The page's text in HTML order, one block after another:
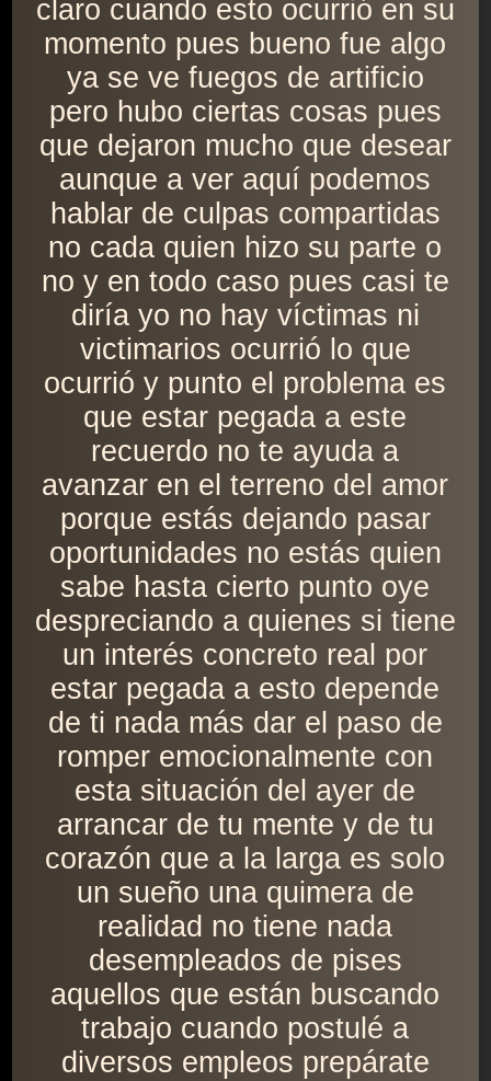
claro cuando esto ocurrió en su
momento pues bueno fue algo
ya se ve fuegos de artificio
pero hubo ciertas cosas pues
que dejaron mucho que desear
aunque a ver aquí podemos
hablar de culpas compartidas
no cada quien hizo su parte o
no y en todo caso pues casi te
diría yo no hay víctimas ni
victimarios ocurrió lo que
ocurrió y punto el problema es
que estar pegada a este
recuerdo no te ayuda a
avanzar en el terreno del amor
porque estás dejando pasar
oportunidades no estás quien
sabe hasta cierto punto oye
despreciando a quienes si tiene
un interés concreto real por
estar pegada a esto depende
de ti nada más dar el paso de
romper emocionalmente con
esta situación del ayer de
arrancar de tu mente y de tu
corazón que a la larga es solo
un sueño una quimera de
realidad no tiene nada
desempleados de pises
aquellos que están buscando
trabajo cuando postulé a
diversos empleos prepárate